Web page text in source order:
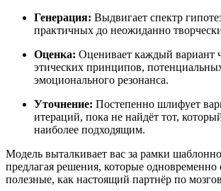
Генерация: Выдвигает спектр
практичных до неожиданно
Оценка: Оценивает каждый вариант
этических принципов,
эмоционального резонанса.
Уточнение: Постепенно шлифует
итераций, пока не найдёт тот,
наиболее подходящим.
Модель выталкивает вас за рамки
предлагая решения, которые
полезные, как настоящий партнёр по